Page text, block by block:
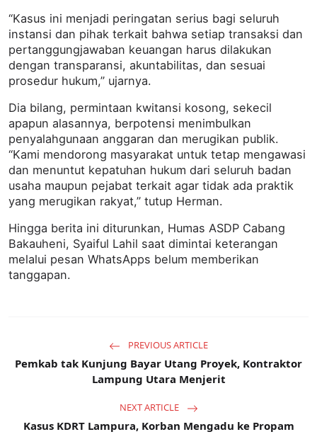
“Kasus ini menjadi peringatan serius bagi seluruh
instansi dan pihak terkait bahwa setiap transaksi dan
pertanggungjawaban keuangan harus dilakukan
dengan transparansi, akuntabilitas, dan sesuai
prosedur hukum,” ujarnya.
Dia bilang, permintaan kwitansi kosong, sekecil
apapun alasannya, berpotensi menimbulkan
penyalahgunaan anggaran dan merugikan publik.
“Kami mendorong masyarakat untuk tetap mengawasi
dan menuntut kepatuhan hukum dari seluruh badan
usaha maupun pejabat terkait agar tidak ada praktik
yang merugikan rakyat,” tutup Herman.
Hingga berita ini diturunkan, Humas ASDP Cabang
Bakauheni, Syaiful Lahil saat dimintai keterangan
melalui pesan WhatsApps belum memberikan
tanggapan.
PREVIOUS ARTICLE
Pemkab tak Kunjung Bayar Utang Proyek, Kontraktor
Lampung Utara Menjerit
NEXT ARTICLE
Kasus KDRT Lampura, Korban Mengadu ke Propam